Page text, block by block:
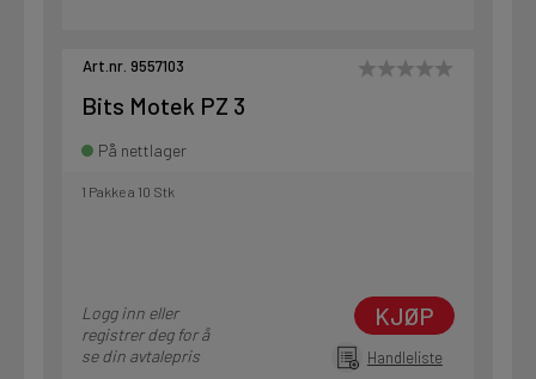
Art.nr. 9557103
Bits Motek PZ 3
På nettlager
1 Pakke a 10 Stk
Logg inn eller
registrer deg for å
se din avtalepris
KJØP
Handleliste